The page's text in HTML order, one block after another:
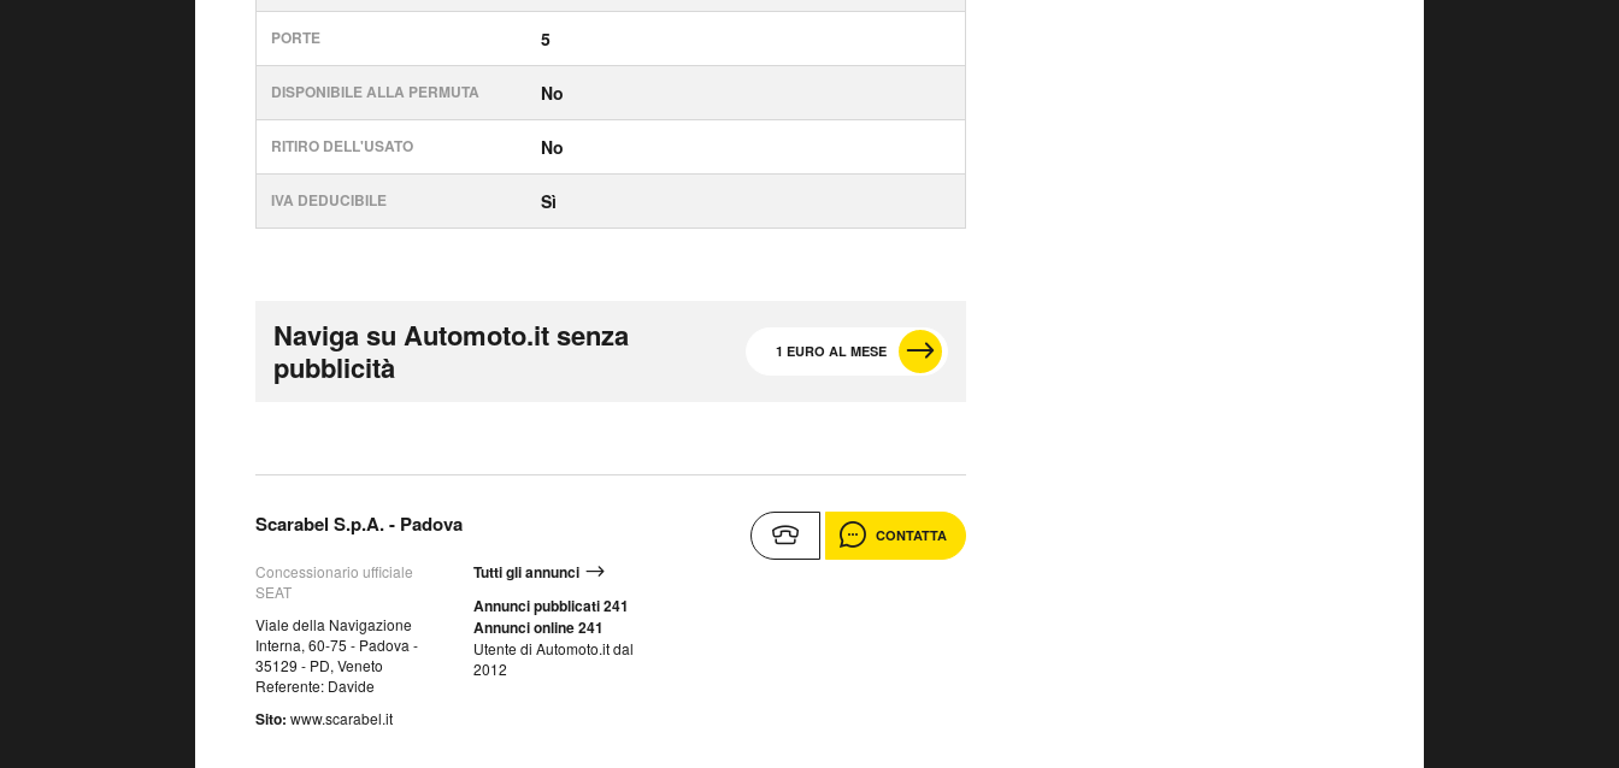
PORTE 5
DISPONIBILE ALLA PERMUTA No
RITIRO DELL'USATO No
IVA DEDUCIBILE Sì
Naviga su Automoto.it senza
pubblicità
1 EURO AL MESE
Scarabel S.p.A. - Padova
Concessionario ufficiale
SEAT
Viale della Navigazione
Interna, 60-75 - Padova -
35129 - PD, Veneto
Referente: Davide
Sito: www.scarabel.it
Tutti gli annunci
Annunci pubblicati 241
Annunci online 241
Utente di Automoto.it dal
2012
CONTATTA